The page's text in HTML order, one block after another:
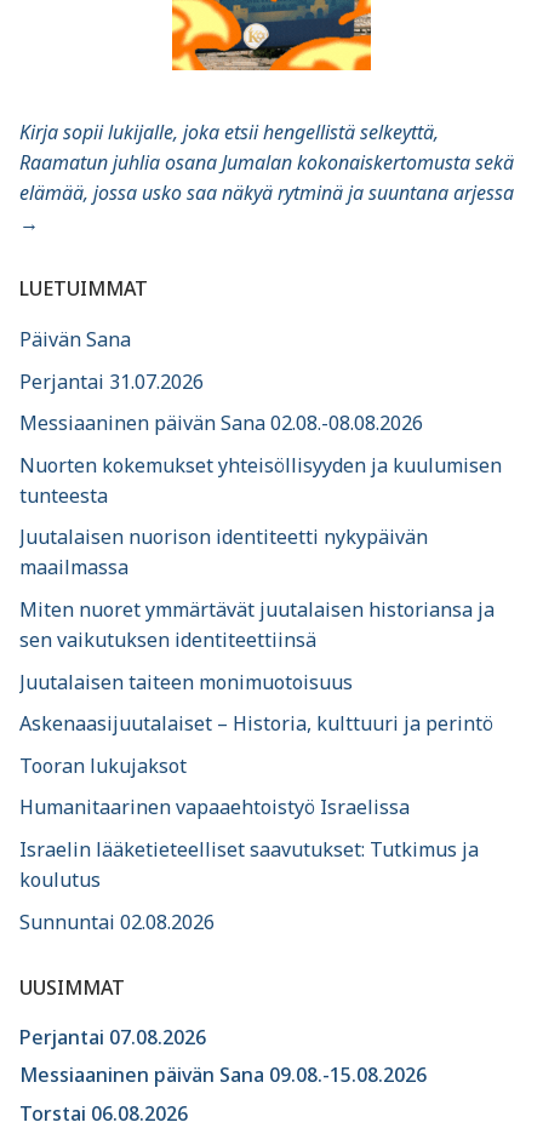
Kirja sopii lukijalle, joka etsii hengellistä selkeyttä,
Raamatun juhlia osana Jumalan kokonaiskertomusta sekä
elämää, jossa usko saa näkyä rytminä ja suuntana arjessa
→
LUETUIMMAT
Päivän Sana
Perjantai 31.07.2026
Messiaaninen päivän Sana 02.08.-08.08.2026
Nuorten kokemukset yhteisöllisyyden ja kuulumisen
tunteesta
Juutalaisen nuorison identiteetti nykypäivän
maailmassa
Miten nuoret ymmärtävät juutalaisen historiansa ja
sen vaikutuksen identiteettiinsä
Juutalaisen taiteen monimuotoisuus
Askenaasijuutalaiset – Historia, kulttuuri ja perintö
Tooran lukujaksot
Humanitaarinen vapaaehtoistyö Israelissa
Israelin lääketieteelliset saavutukset: Tutkimus ja
koulutus
Sunnuntai 02.08.2026
UUSIMMAT
Perjantai 07.08.2026
Messiaaninen päivän Sana 09.08.-15.08.2026
Torstai 06.08.2026